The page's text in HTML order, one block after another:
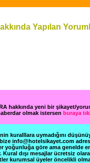
Yapılan
hakkında yeni bir şikayet/
olmak istersen buraya
kuralllara uymadığını
info@hotelsikayet.com
yoğunluğa göre ama genelde
Kural dışı mesajlar ücretsiz
kurumsal üyeler öncelikli